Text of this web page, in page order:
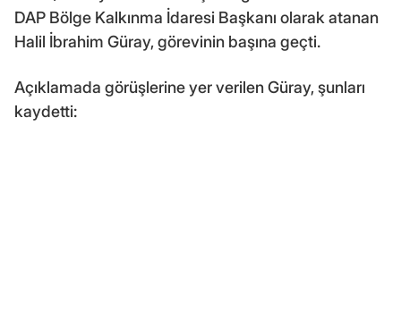
DAP Bölge Kalkınma İdaresi Başkanı olarak atanan
Halil İbrahim Güray, görevinin başına geçti.
Açıklamada görüşlerine yer verilen Güray, şunları
kaydetti: